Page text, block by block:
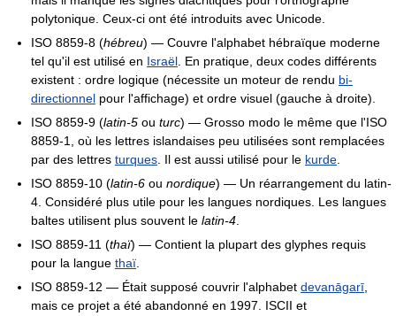
polytonique. Ceux-ci ont été introduits avec Unicode.
ISO 8859-8 (hébreu) — Couvre l'alphabet hébraïque moderne
tel qu'il est utilisé en Israël . En pratique, deux codes différents
existent : ordre logique (nécessite un moteur de rendu bi-
directionnel pour l'affichage) et ordre visuel (gauche à droite).
ISO 8859-9 (latin-5 ou turc) — Grosso modo le même que l'ISO
8859-1, où les lettres islandaises peu utilisées sont remplacées
par des lettres turques . Il est aussi utilisé pour le kurde
ISO 8859-10 (latin-6 ou nordique) — Un réarrangement du latin-
4. Considéré plus utile pour les langues nordiques. Les langues
baltes utilisent plus souvent le latin-4
ISO 8859-11 (thaï) — Contient la plupart des glyphes requis
pour la langue thaï
ISO 8859-12 — Était supposé couvrir l'alphabet devanāgarī
mais ce projet a été abandonné en 1997. ISCII et